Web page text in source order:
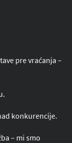
pre vraćanja –
konkurencije.
– mi smo